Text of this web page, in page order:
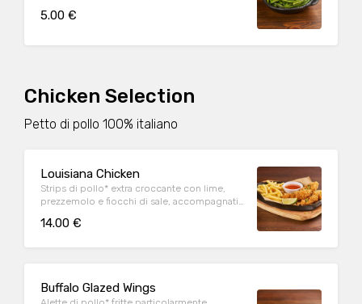
5.00 €
Chicken Selection
Petto di pollo 100% italiano
Louisiana Chicken
Strips di pollo* extra croccante con lime,
prezzemolo e fiocchi di sale, accompagnati
14.00 €
Buffalo Glazed Wings